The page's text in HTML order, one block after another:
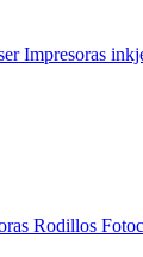
Impresoras
Rodillos